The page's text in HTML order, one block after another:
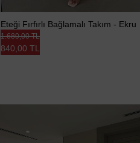
Eteği Fırfırlı Bağlamalı Takım - Ekru
840,00 TL
1.680,00 TL